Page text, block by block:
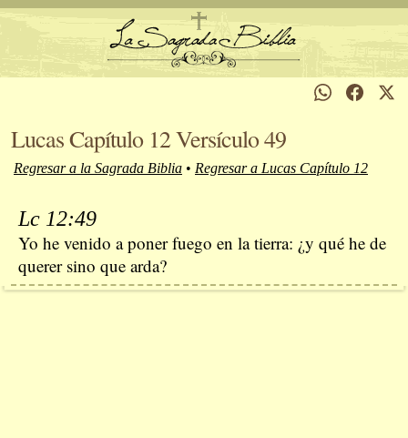
Lucas Capítulo 12 Versículo 49
Regresar a la Sagrada Biblia • Regresar a Lucas Capítulo 12
Lc 12:49
Yo he venido a poner fuego en la tierra: ¿y qué he de
querer sino que arda?